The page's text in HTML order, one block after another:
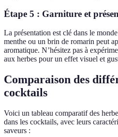
Étape 5 : Garniture et
La présentation est clé dans le
menthe ou un brin de romarin peut
aromatique. N’hésitez pas à
aux herbes pour un effet visuel et
Comparaison des
cocktails
Voici un tableau comparatif des
dans les cocktails, avec leurs
saveurs :